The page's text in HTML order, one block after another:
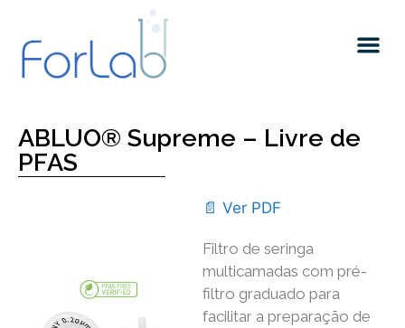
ABLUO® Supreme – Livre de
PFAS
📄 Ver PDF
Filtro de seringa
multicamadas com pré-
filtro graduado para
facilitar a preparação de